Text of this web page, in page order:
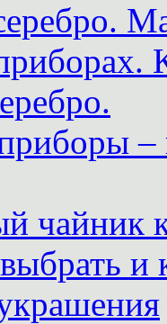
–
чайник
и